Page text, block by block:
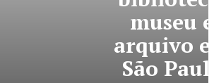
museu e
arquivo
São